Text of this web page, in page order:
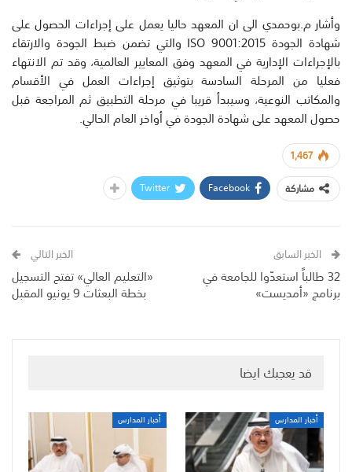
وأشار م.بوحمدي الى ان المعهد حاليا يعمل على إجراءات الحصول على
شهادة الجودة ISO 9001:2015 والتي تضمن ضبط الجودة والارتقاء
بالإجراءات الإدارية في المعهد وفق المعايير العالمية، وقد تم الانتهاء
فعليا من المرحلة السادسة بتوثيق إجراءات العمل في الأقسام
والمكاتب النوعية، وسيبدأ قريبا في مرحلة التطبيق ثم المراجعة قبل
حصول المعهد على شهادة الجودة في أواخر العام الحالي.
1,467
مشاركة
Facebook
Twitter
الخبر السابق
32 طالباً استعدّوا للجامعة في
برنامج «أمديست»
الخبر التالي
«التعليم العالي» تفتح التسجيل
بخطة البعثات 9 يونيو المقبل
قد يعجبك ايضا
أخبار المدارس أخبار المدارس